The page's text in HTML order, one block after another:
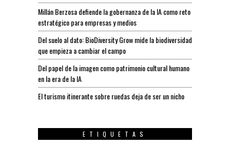
Millán Berzosa defiende la gobernanza de la IA como reto
estratégico para empresas y medios
Del suelo al dato: BioDiversity Grow mide la biodiversidad
que empieza a cambiar el campo
Del papel de la imagen como patrimonio cultural humano
en la era de la IA
El turismo itinerante sobre ruedas deja de ser un nicho
ETIQUETAS